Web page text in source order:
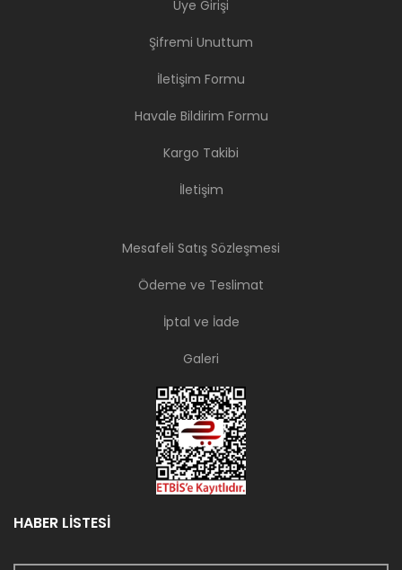
Üye Girişi
Şifremi Unuttum
İletişim Formu
Havale Bildirim Formu
Kargo Takibi
İletişim
Mesafeli Satış Sözleşmesi
Ödeme ve Teslimat
İptal ve İade
Galeri
HABER LİSTESİ